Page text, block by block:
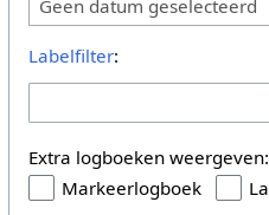
Geen datum geselecteerd
Labelfilter:
Extra logboeken weergeven:
Markeerlogboek